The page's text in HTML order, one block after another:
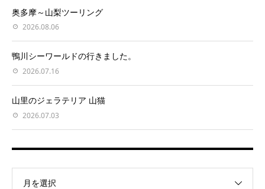
奥多摩～山梨ツーリング
2026.08.06
鴨川シーワールドの行きました。
2026.07.16
山里のジェラテリア 山猫
2026.07.03
月を選択